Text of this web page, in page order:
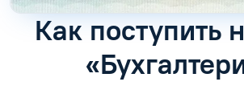
Как поступить